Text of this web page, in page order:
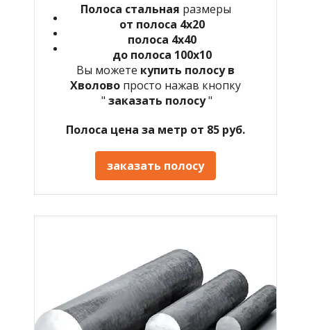
Полоса стальная размеры
от полоса 4х20
полоса 4х40
до полоса 100х10
Вы можете купить полосу в
Хволово просто нажав кнопку
" заказать полосу"
Полоса цена за метр от 85 руб.
заказать полосу